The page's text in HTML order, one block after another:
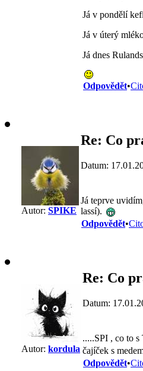
Já v pondělí
Já v úterý
Já dnes
Odpovědět•
Autor: SPIKE
Re: Co
Datum:
Já teprve
lassí).
Odpovědět•
Autor: kordula
Re: Co
Datum:
.....SPI , co to
čajíček s
Odpovědět•